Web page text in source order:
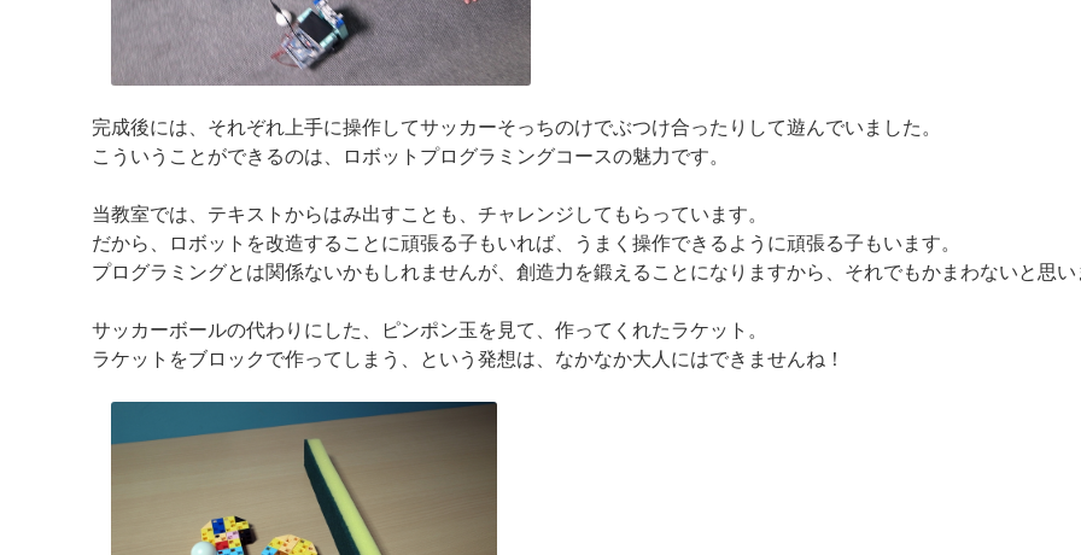
完成後には、それぞれ上手に操作してサッカーそっちのけでぶつけ合ったりして遊んでいました。
こういうことができるのは、ロボットプログラミングコースの魅力です。
当教室では、テキストからはみ出すことも、チャレンジしてもらっています。
だから、ロボットを改造することに頑張る子もいれば、うまく操作できるように頑張る子もいます。
プログラミングとは関係ないかもしれませんが、創造力を鍛えることになりますから、それでもかまわないと思
サッカーボールの代わりにした、ピンポン玉を見て、作ってくれたラケット。
ラケットをブロックで作ってしまう、という発想は、なかなか大人にはできませんね！